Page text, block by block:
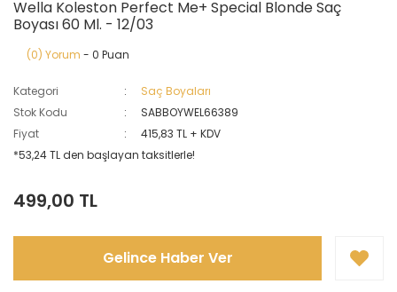
Wella Koleston Perfect Me+ Special Blonde Saç
Boyası 60 Ml. - 12/03
(0) Yorum - 0 Puan
Kategori
Saç Boyaları
Stok Kodu
SABBOYWEL66389
Fiyat
415,83 TL + KDV
*53,24 TL den başlayan taksitlerle!
499,00 TL
Gelince Haber Ver